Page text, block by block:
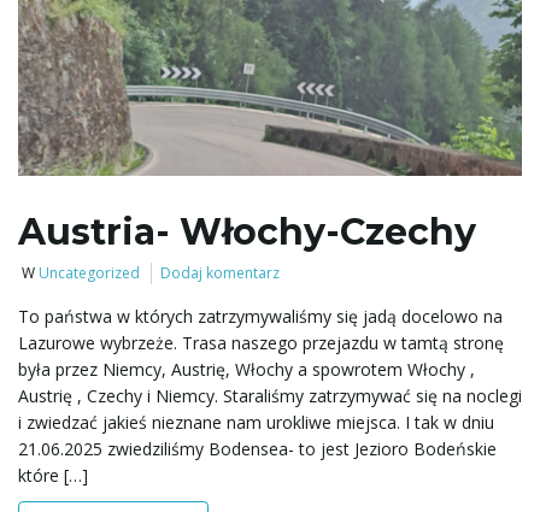
ł
ą
Austria- Włochy-Czechy
W Uncategorized Dodaj komentarz
To państwa w których zatrzymywaliśmy się jadą docelowo na
Lazurowe wybrzeże. Trasa naszego przejazdu w tamtą stronę
była przez Niemcy, Austrię, Włochy a spowrotem Włochy ,
Austrię , Czechy i Niemcy. Staraliśmy zatrzymywać się na noclegi
i zwiedzać jakieś nieznane nam urokliwe miejsca. I tak w dniu
21.06.2025 zwiedziliśmy Bodensea- to jest Jezioro Bodeńskie
które […]